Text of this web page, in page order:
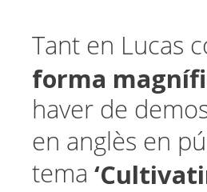
Tant en Lucas
forma
haver de
en anglès en
tema